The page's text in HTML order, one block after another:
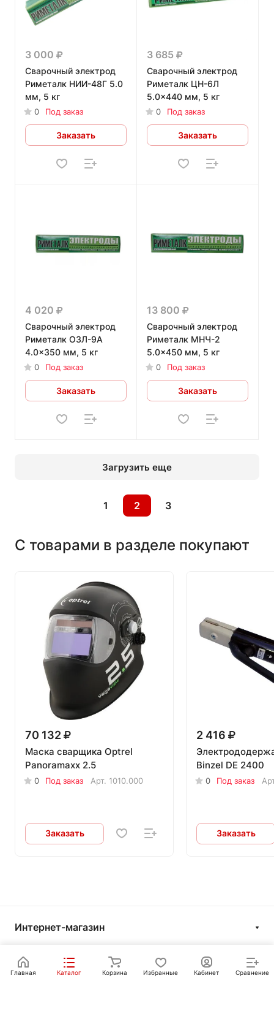
3 000
Сварочный электрод
Риметалк НИИ-48Г 5.0
мм, 5 кг
0 Под заказ
Заказать
3 685
Сварочный электрод
Риметалк ЦН-6Л
5.0x440 мм, 5 кг
0 Под заказ
Заказать
4 020
Сварочный электрод
Риметалк ОЗЛ-9А
4.0x350 мм, 5 кг
0 Под заказ
Заказать
13 800
Сварочный электрод
Риметалк МНЧ-2
5.0x450 мм, 5 кг
0 Под заказ
Заказать
Загрузить еще
1 2 3
С товарами в разделе покупают
70 132
Маска сварщика Optrel
Panoramaxx 2.5
0 Под заказ Арт. 1010.000
Заказать
2 416
Binzel DE 2400
0 Под заказ
Заказать
Интернет-магазин
Информация
Главная Каталог Корзина Избранные Кабинет Сравнение